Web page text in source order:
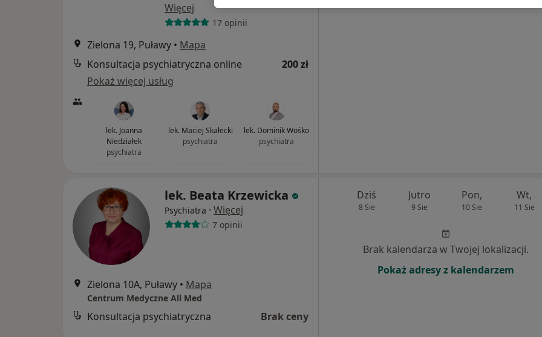
Więcej
17 opinii
Zielona 19, Puławy • Mapa
Konsultacja psychiatryczna online
200 zł
Pokaż więcej usług
lek. Joanna
Niedziałek
psychiatra
lek. Maciej Skałecki
psychiatra
lek. Dominik Wośko
psychiatra
lek. Beata Krzewicka
Psychiatra · Więcej
7 opinii
Zielona 10A, Puławy • Mapa
Centrum Medyczne All Med
Konsultacja psychiatryczna Brak ceny
Dziś
8 Sie
Jutro
9 Sie
Pon,
10 Sie
Wt,
11 Sie
Brak kalendarza w Twojej lokalizacji.
Pokaż adresy z kalendarzem